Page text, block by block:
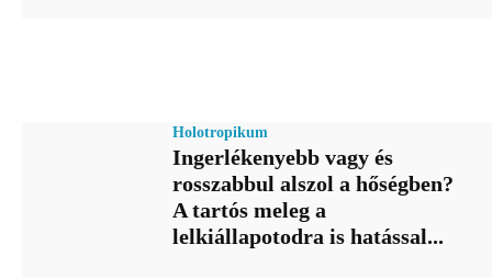
Holotropikum
Ingerlékenyebb vagy és
rosszabbul alszol a hőségben?
A tartós meleg a
lelkiállapotodra is hatással...